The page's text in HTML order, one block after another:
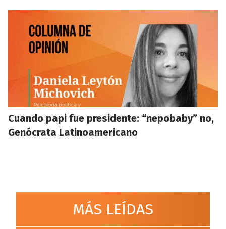
Cuando papi fue presidente: “nepobaby” no,
Genócrata Latinoamericano
MÁS LEÍDAS